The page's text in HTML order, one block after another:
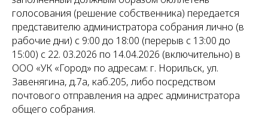
голосования (решение собственника) передается
представителю администратора собрания лично (в
рабочие дни) с 9:00 до 18:00 (перерыв с 13:00 до
15:00) с 22. 03.2026 по 14.04.2026 (включительно) в
ООО «УК «Город» по адресам: г. Норильск, ул.
Завенягина, д.7а, каб.205, либо посредством
почтового отправления на адрес администратора
общего собрания.